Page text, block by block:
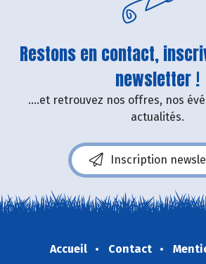
Restons en contact,
newsletter !
....et retrouvez nos offres, nos
actualités.
Inscription
Accueil Contact